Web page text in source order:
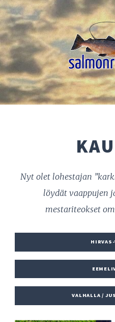
Nyt olet lohestajan
löydät vaappujen
mestariteokset
VALHALLA /